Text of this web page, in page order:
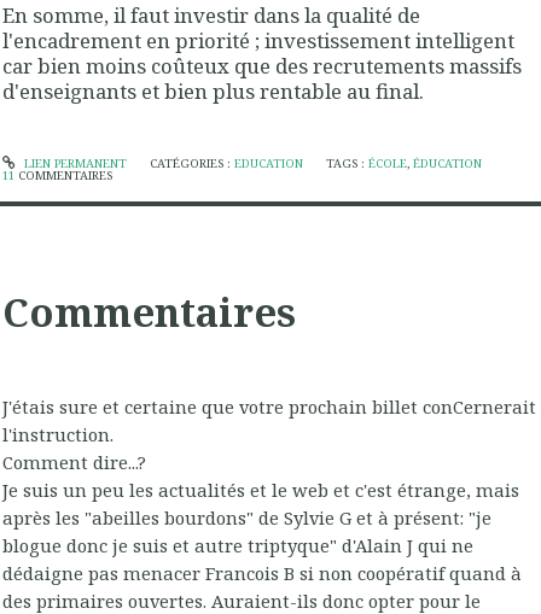
En somme, il faut investir dans la qualité de
l'encadrement en priorité ; investissement intelligent
car bien moins coûteux que des recrutements massifs
d'enseignants et bien plus rentable au final.
LIEN PERMANENT CATÉGORIES : EDUCATION TAGS :ÉCOLE,ÉDUCATION
11 COMMENTAIRES
Commentaires
J'étais sure et certaine que votre prochain billet conCernerait
l'instruction.
Comment dire...?
Je suis un peu les actualités et le web et c'est étrange, mais
après les "abeilles bourdons" de Sylvie G et à présent: "je
blogue donc je suis et autre triptyque" d'Alain J qui ne
dédaigne pas menacer Francois B si non coopératif quand à
des primaires ouvertes. Auraient-ils donc opter pour le